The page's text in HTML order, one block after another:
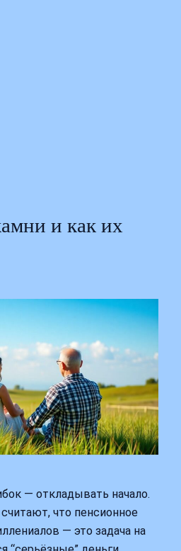
и как их
— откладывать начало.
что пенсионное
— это задача на